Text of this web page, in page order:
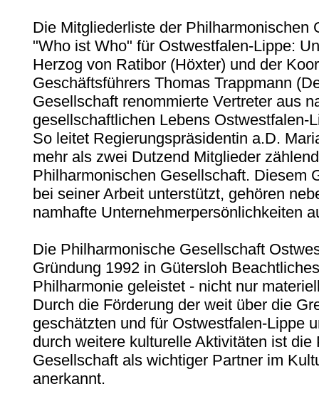
Die Mitgliederliste der Philharmonischen
"Who ist Who" für Ostwestfalen-Lippe:
Herzog von Ratibor (Höxter) und der
Geschäftsführers Thomas Trappmann
Gesellschaft renommierte Vertreter aus
gesellschaftlichen Lebens Ostwestfalen-
So leitet Regierungspräsidentin a.D.
mehr als zwei Dutzend Mitglieder
Philharmonischen Gesellschaft. Diesem
bei seiner Arbeit unterstützt, gehören
namhafte Unternehmerpersönlichkeiten
Die Philharmonische Gesellschaft
Gründung 1992 in Gütersloh
Philharmonie geleistet - nicht nur
Durch die Förderung der weit über die
geschätzten und für Ostwestfalen-Lippe
durch weitere kulturelle Aktivitäten ist die
Gesellschaft als wichtiger Partner im
anerkannt.